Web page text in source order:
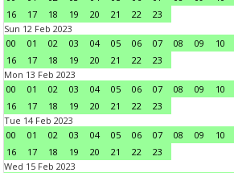
16
17 18 19 20 21 22
23
Sun 12 Feb 2023
00
01 02 03 04 05 06 07 08 09 10
16
17 18 19 20 21 22
23
Mon 13 Feb 2023
00
01 02 03 04 05 06 07 08 09 10
16
17 18 19 20 21 22
23
Tue 14 Feb 2023
00
01 02 03 04 05 06 07 08 09 10
16
17 18 19 20 21 22
23
Wed 15 Feb 2023